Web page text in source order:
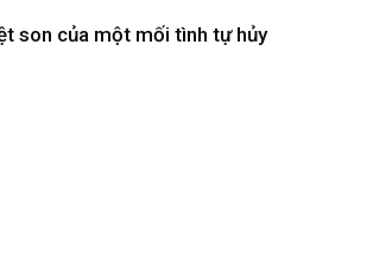
son của một mối tình tự hủy